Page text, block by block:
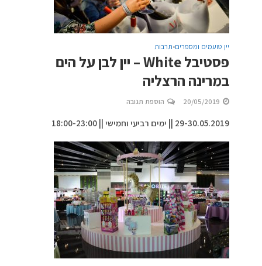
יין טועמים ומספרים•תרבות
פסטיבל White – יין לבן על הים
במרינה הרצליה
20/05/2019 הוספת תגובה
29-30.05.2019 || ימים רביעי וחמישי || 18:00-23:00